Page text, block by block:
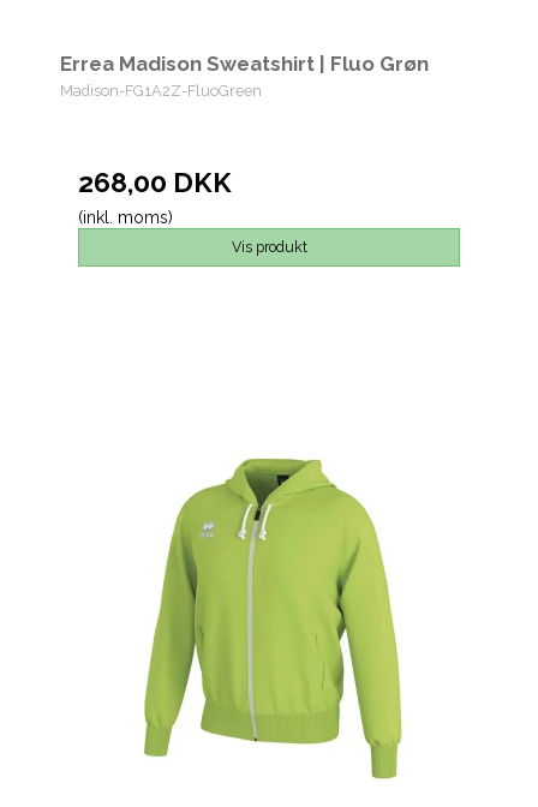
Errea Madison Sweatshirt | Fluo Grøn
Madison-FG1A2Z-FluoGreen
268,00 DKK
(inkl. moms)
Vis produkt